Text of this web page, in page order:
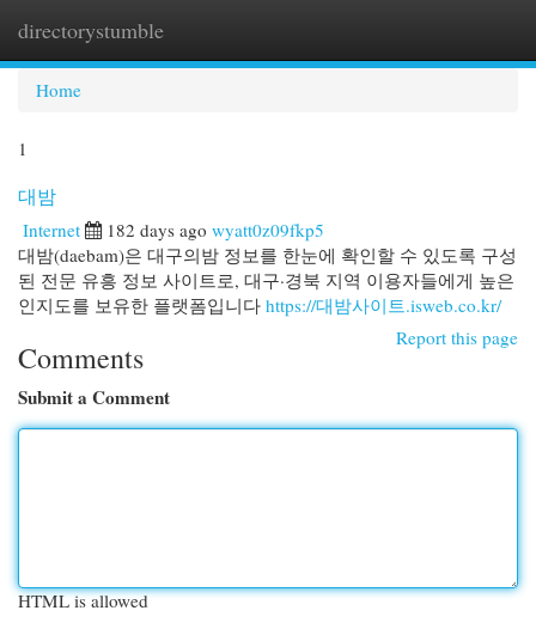
directorystumble
Home
1
대밤
Internet 182 days ago wyatt0z09fkp5
대밤(daebam)은 대구의밤 정보를 한눈에 확인할 수 있도록 구성
된 전문 유흥 정보 사이트로, 대구·경북 지역 이용자들에게 높은
인지도를 보유한 플랫폼입니다 https://대밤사이트.isweb.co.kr/
Report this page
Comments
Submit a Comment
HTML is allowed